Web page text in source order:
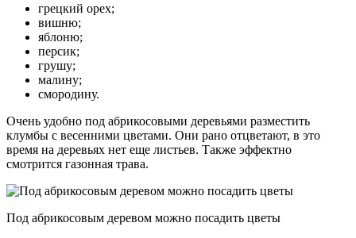
грецкий орех;
вишню;
яблоню;
персик;
грушу;
малину;
смородину.
Очень удобно под абрикосовыми деревьями разместить
клумбы с весенними цветами. Они рано отцветают, в это
время на деревьях нет еще листьев. Также эффектно
смотрится газонная трава.
Под абрикосовым деревом можно посадить цветы